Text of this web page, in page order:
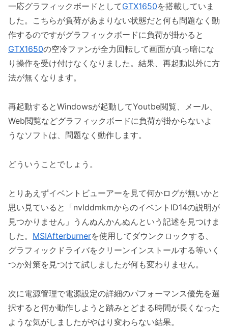
一応グラフィックボードとしてGTX1650を搭載していま
した。こちらが負荷があまりない状態だと何も問題なく動
作するのですがグラフィックボードに負荷が掛かると
GTX1650の空冷ファンが全力回転して画面が真っ暗にな
り操作を受け付けなくなりました。結果、再起動以外に方
法が無くなります。
再起動するとWindowsが起動してYoutbe閲覧、メール、
Web閲覧などグラフィックボードに負荷が掛からないよ
うなソフトは、問題なく動作します。
どういうことでしょう。
とりあえずイベントビューアーを見て何かログが無いかと
思い見ていると「nvlddmkmからのイベントID14の説明が
見つかりません」うんぬんかんぬんという記述を見つけま
した。 MSIAfterburnerを使用してダウンクロックする、
グラフィックドライバをクリーンインストールする等いく
つか対策を見つけて試しましたが何も変わりません。
次に電源管理で電源設定の詳細のパフォーマンス優先を選
択すると何か動作しようと踏みとどまる時間が長くなった
ような気がしましたがやはり変わらない結果。